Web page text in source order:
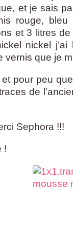
et je sais
rouge,
et 3 litres
nickel
vernis que je
et pour peu
de
Sephora !!!
!